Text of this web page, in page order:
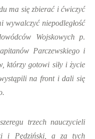
ma się zbierać i ćwiczyć
wywalczyć niepodległość
Wojskowych p.
Parczewskiego i
którzy gotowi siły i życie
na front i dali się
trzech nauczycieli
i Pędziński, a za tych